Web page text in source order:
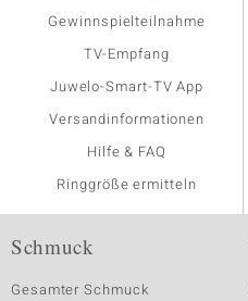
Gewinnspielteilnahme
TV-Empfang
Juwelo-Smart-TV App
Versandinformationen
Hilfe & FAQ
Ringgröße ermitteln
Schmuck
Gesamter Schmuck